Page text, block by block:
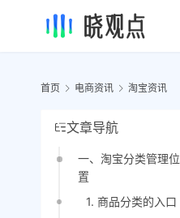
首页 电商资讯 淘宝资讯
文章导航
一、淘宝分类管理位
置
1. 商品分类的入口